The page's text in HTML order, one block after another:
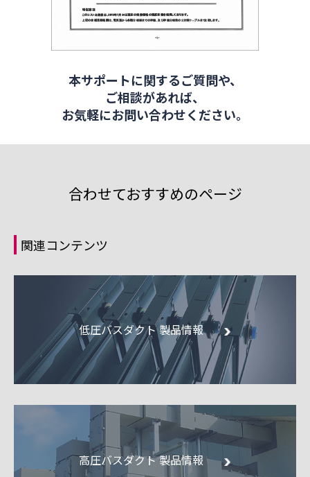
本サポートに関するご質問や、
ご相談があれば、
お気軽にお問い合わせください。
合わせておすすめのページ
関連コンテンツ
低圧バスダクト 製品情報
高圧バスダクト 製品情報